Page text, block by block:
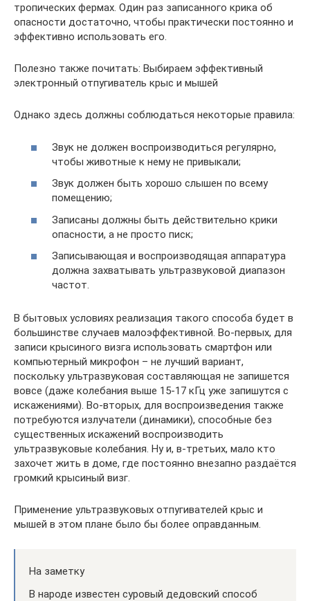
тропических фермах. Один раз записанного крика об
опасности достаточно, чтобы практически постоянно и
эффективно использовать его.
Полезно также почитать: Выбираем эффективный
электронный отпугиватель крыс и мышей
Однако здесь должны соблюдаться некоторые правила:
Звук не должен воспроизводиться регулярно,
чтобы животные к нему не привыкали;
Звук должен быть хорошо слышен по всему
помещению;
Записаны должны быть действительно крики
опасности, а не просто писк;
Записывающая и воспроизводящая аппаратура
должна захватывать ультразвуковой диапазон
частот.
В бытовых условиях реализация такого способа будет в
большинстве случаев малоэффективной. Во-первых, для
записи крысиного визга использовать смартфон или
компьютерный микрофон – не лучший вариант,
поскольку ультразвуковая составляющая не запишется
вовсе (даже колебания выше 15-17 кГц уже запишутся с
искажениями). Во-вторых, для воспроизведения также
потребуются излучатели (динамики), способные без
существенных искажений воспроизводить
ультразвуковые колебания. Ну и, в-третьих, мало кто
захочет жить в доме, где постоянно внезапно раздаётся
громкий крысиный визг.
Применение ультразвуковых отпугивателей крыс и
мышей в этом плане было бы более оправданным.
На заметку
В народе известен суровый дедовский способ